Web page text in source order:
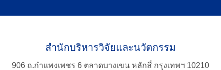
สำนักบริหารวิจัยและนวัตกรรม
906 ถ.กำแพงเพชร 6 ตลาดบางเขน หลักสี่ กรุงเทพฯ 10210